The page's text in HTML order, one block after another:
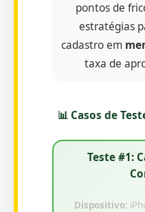
pontos de
estratégias
cadastro em
taxa de
📊 Casos de
Teste #1:
Dispositivo: